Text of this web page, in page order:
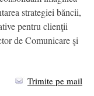
strategiei băncii,
pentru clienţii
de Comunicare şi
Trimite pe mail